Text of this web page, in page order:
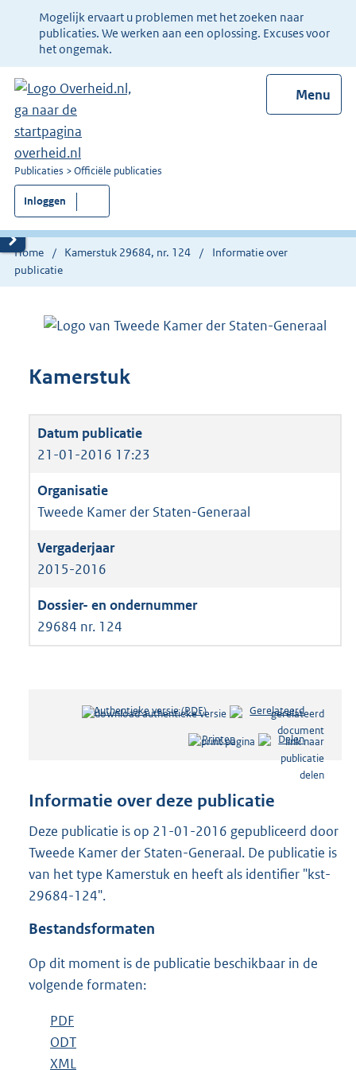
Ter
informatie:
Mogelijk ervaart u problemen met het zoeken naar
publicaties. We werken aan een oplossing. Excuses voor
het ongemak.
Menu
U
bent
nu
hier:
Publicaties Officiële publicaties
Inloggen
Home Kamerstuk 29684, nr. 124
Informatie over
publicatie
Kamerstuk
21-01-2016 17:23
Tweede Kamer der Staten-Generaal
2015-2016
29684 nr. 124
Authentieke versie (PDF)b
s
d
s
r
o
:
Gerelateerd
Printen Delen
Informatie over deze publicatie
Deze publicatie is op 21-01-2016 gepubliceerd door
Tweede Kamer der Staten-Generaal. De publicatie is
van het type Kamerstuk en heeft als identifier "kst-
29684-124".
Bestandsformaten
Op dit moment is de publicatie beschikbaar in de
volgende formaten:
D
o
w
PDF
e
s
D
o
ODT
D
XML